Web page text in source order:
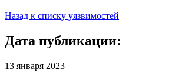
Назад к списку уязвимостей
Дата публикации:
13 января 2023